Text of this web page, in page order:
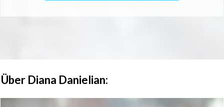
Über Diana Danielian: